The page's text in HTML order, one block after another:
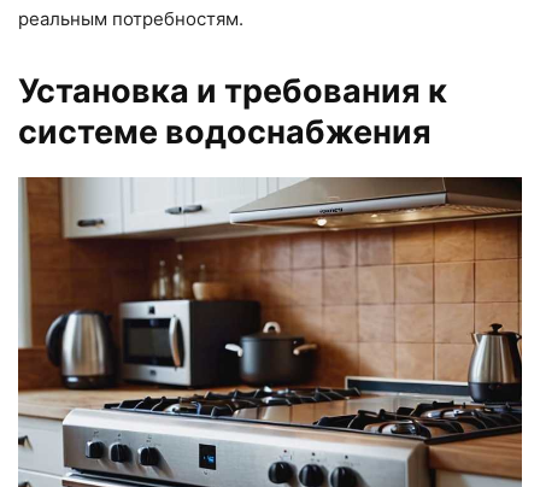
реальным потребностям.
Установка и требования к
системе водоснабжения